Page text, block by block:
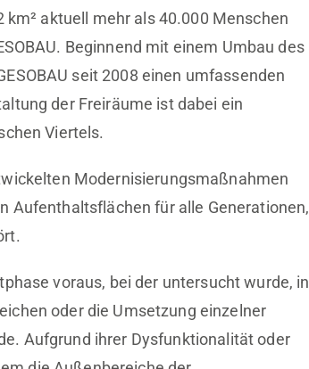
aktuell mehr als 40.000 Menschen
Beginnend mit einem Umbau des
seit 2008 einen umfassenden
der Freiräume ist dabei ein
Viertels.
Modernisierungsmaßnahmen
Aufenthaltsflächen für alle Generationen,
voraus, bei der untersucht wurde, in
oder die Umsetzung einzelner
Aufgrund ihrer Dysfunktionalität oder